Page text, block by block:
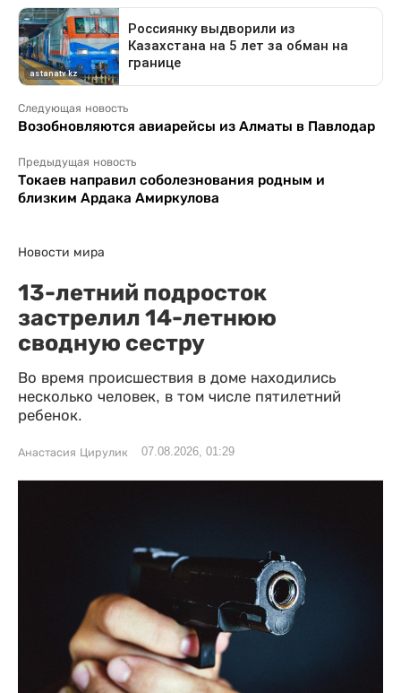
Следующая новость
Возобновляются авиарейсы из Алматы в Павлодар
Предыдущая новость
Токаев направил соболезнования родным и
близким Ардака Амиркулова
Новости мира
13-летний подросток
застрелил 14-летнюю
сводную сестру
Во время происшествия в доме находились
несколько человек, в том числе пятилетний
ребенок.
Анастасия Цирулик 07.08.2026, 01:29